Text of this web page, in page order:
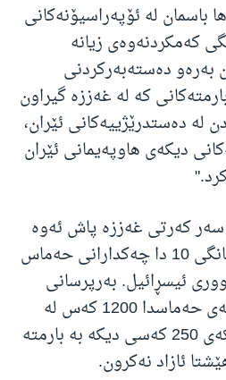
لە ئۆپەراسیۆنەکانی
کەمکردنەوەی زیانە
بەرەو دەستەبەرکردنی
کە لە غەززە گیراون
لە دەستدرێژییەکانی ئێران،
دیکەی هاوپەیمانی ئێران
کەرتی غەززە پاش ئەوە
دەستیپێکرد کە لە 7 ی مانگی 10 دا چەکدارانی حەماس
ئیسڕائیل. بەرپرسانی
ئیسرائیل دەڵێن لە هێرشەی حەماسدا 1200 کەس لە
ئیسڕائیل کوژراون و نزیکەی 250 کەسی دیکە بە بارمتە
ئازاد نەکرون.